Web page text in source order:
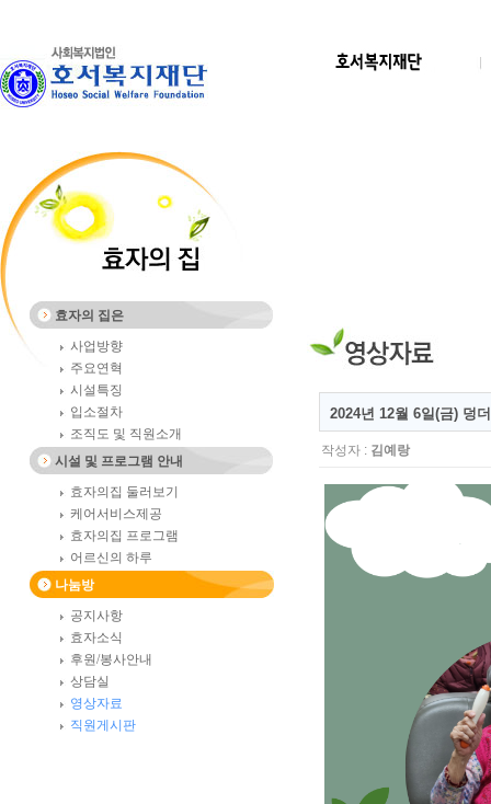
효자의 집은
사업방향
주요연혁
시설특징
입소절차
조직도 및 직원소개
시설 및 프로그램 안내
효자의집 둘러보기
케어서비스제공
효자의집 프로그램
어르신의 하루
나눔방
공지사항
효자소식
후원/봉사안내
상담실
영상자료
직원게시판
2024년 12월 6일(금) 덩
작성자 : 김예랑